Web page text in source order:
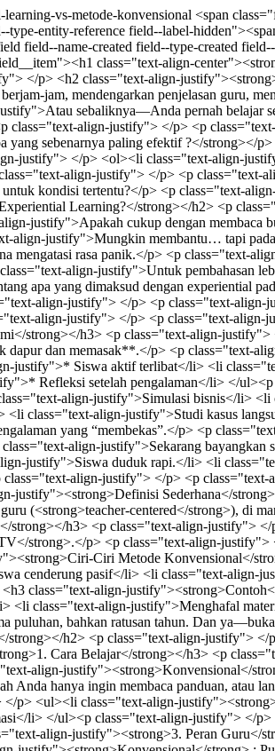
vs-metode-konvensional <span class="field field--name-title field--type-string field--label-hidden">Experiential Learning VS Metode Konvensional</span> <span class="field field--name-uid field--type-entity-reference field--label-hidden"><span lang="" about="/Guru_Online" typeof="schema:Person" property="schema:name" datatype="">Guru Online</span></span> <span class="field field--name-created field--type-created field--label-hidden">Thu, 05/07/2026 - 07:05</span> <div class="clearfix text-formatted field field--name-body field--type-text-with-summary field--label-hidden field__item"><h1 class="text-align-center"><strong>Experiential Learning vs Metode Pembelajaran Konvensional: Perbedaan, Kelebihan, dan Mana yang Lebih Efektif?</strong></h1> <p class="text-align-justify"> </p> <h2 class="text-align-justify"><strong>Belajar Itu Seperti Apa, Sih?</strong></h2> <p class="text-align-justify"> </p> <p class="text-align-justify">Pernahkah Anda duduk di kelas selama berjam-jam, mendengarkan penjelasan guru, mencatat, lalu pulang… tapi beberapa hari kemudian hampir semua materi terasa menguap begitu saja?</p> <p class="text-align-justify"> </p> <p class="text-align-justify">Atau sebaliknya—Anda pernah belajar sesuatu dengan cara langsung mencoba, mungkin melalui praktik, simulasi, atau pengalaman nyata, dan tiba-tiba… *klik!* Semuanya terasa masuk akal?</p> <p class="text-align-justify"> </p> <p class="text-align-justify">Di sinilah muncul pertanyaan penting:</p> <p class="text-align-justify"> </p> <p class="text-align-